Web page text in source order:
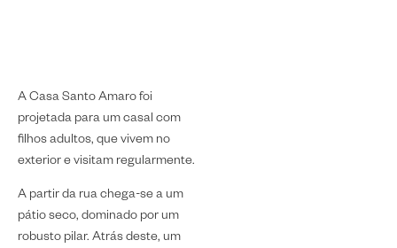
A Casa Santo Amaro foi
projetada para um casal com
filhos adultos, que vivem no
exterior e visitam regularmente.
A partir da rua chega-se a um
pátio seco, dominado por um
robusto pilar. Atrás deste, um